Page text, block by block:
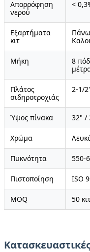
Απορρόφηση
νερού
<
Εξαρτήματα
κιτ
Μήκη
8
Πλάτος
σιδηροτροχιάς
2-1/
Ύψος πίνακα 32" /
Χρώμα
Πυκνότητα 550-
Πιστοποίηση ISO
MOQ 50